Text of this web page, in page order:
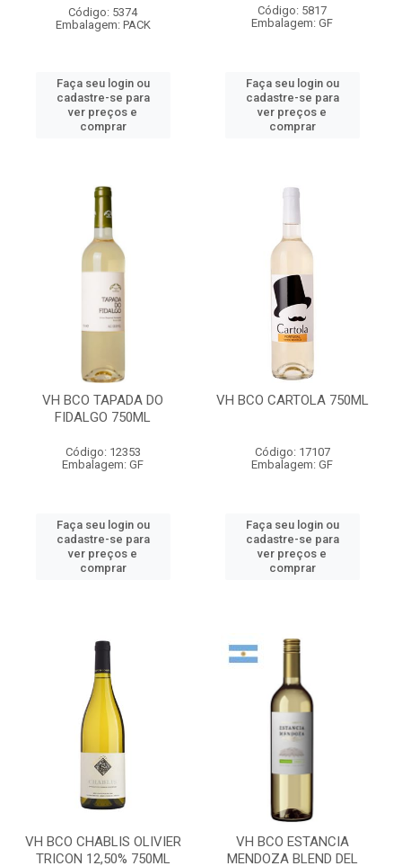
Código: 5374
Embalagem: PACK
Faça seu login ou
cadastre-se para
ver preços e
comprar
Código: 5817
Embalagem: GF
Faça seu login ou
cadastre-se para
ver preços e
comprar
VH BCO TAPADA DO
FIDALGO 750ML
Código: 12353
Embalagem: GF
Faça seu login ou
cadastre-se para
ver preços e
comprar
VH BCO CARTOLA 750ML
Código: 17107
Embalagem: GF
Faça seu login ou
cadastre-se para
ver preços e
comprar
VH BCO CHABLIS OLIVIER
TRICON 12,50% 750ML
VH BCO ESTANCIA
MENDOZA BLEND DEL